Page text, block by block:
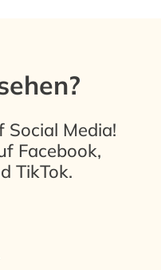
Social Media!
Facebook,
TikTok.